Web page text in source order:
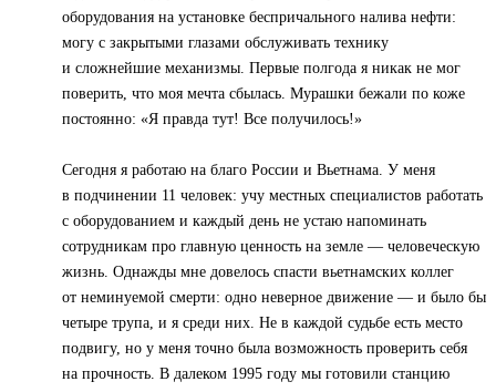
оборудования на установке беспричального налива нефти:
могу с закрытыми глазами обслуживать технику
и сложнейшие механизмы. Первые полгода я никак не мог
поверить, что моя мечта сбылась. Мурашки бежали по коже
постоянно: «Я правда тут! Все получилось!»
Сегодня я работаю на благо России и Вьетнама. У меня
в подчинении 11 человек: учу местных специалистов работать
с оборудованием и каждый день не устаю напоминать
сотрудникам про главную ценность на земле — человеческую
жизнь. Однажды мне довелось спасти вьетнамских коллег
от неминуемой смерти: одно неверное движение — и было бы
четыре трупа, и я среди них. Не в каждой судьбе есть место
подвигу, но у меня точно была возможность проверить себя
на прочность. В далеком 1995 году мы готовили станцию